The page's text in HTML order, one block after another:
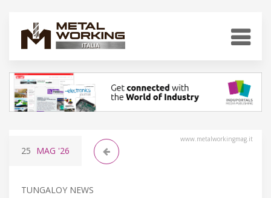
www.metalworkingmag.it
25 MAG '26
TUNGALOY NEWS